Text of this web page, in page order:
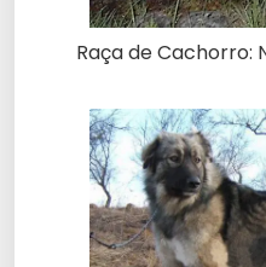
Raça de Cachorro: